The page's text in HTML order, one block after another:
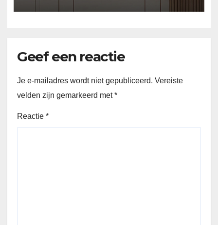
Geef een reactie
Je e-mailadres wordt niet gepubliceerd. Vereiste
velden zijn gemarkeerd met*
Reactie *